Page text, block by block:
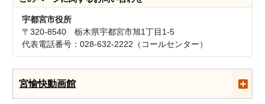
宇都宮市役所
〒320-8540 栃木県宇都宮市旭1丁目1-5
代表電話番号：028-632-2222（コールセンター）
宮愉快動画館